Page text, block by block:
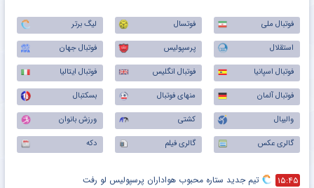
فوتبال ملی فوتسال
لیگ برتر
استقلال
پرسپولیس
فوتبال جهان
فوتبال اسپانیا
فوتبال انگلیس
فوتبال ایتالیا
فوتبال آلمان
منهای فوتبال
بسکتبال
والیبال
کشتی
ورزش بانوان
گالری عکس
گالری فیلم دکه
۱۵:۴۵ تیم جدید ستاره محبوب هواداران پرسپولیس لو رفت